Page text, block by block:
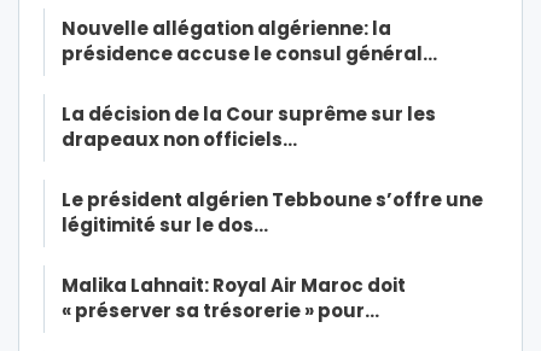
Nouvelle allégation algérienne: la
présidence accuse le consul général…
La décision de la Cour suprême sur les
drapeaux non officiels…
Le président algérien Tebboune s’offre une
légitimité sur le dos…
Malika Lahnait: Royal Air Maroc doit
« préserver sa trésorerie » pour…